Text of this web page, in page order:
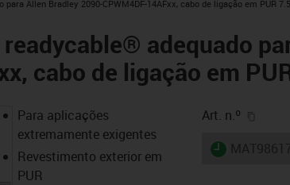
Allen Bradley 2090-CPWM4DF-14AFxx, cabo de ligação em PUR
adequado
cabo de ligação em
Para aplicações
extremamente exigentes
Revestimento exterior em
PUR
Art. n.º
igus-icon-